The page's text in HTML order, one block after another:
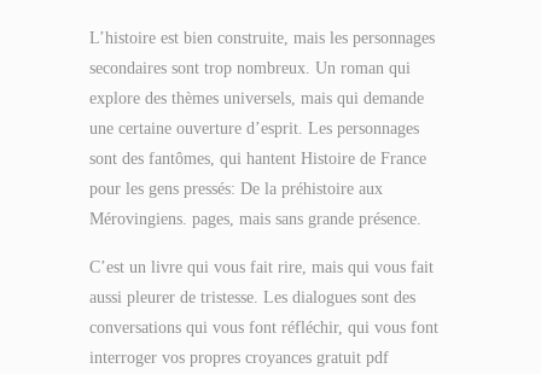
L’histoire est bien construite, mais les personnages
secondaires sont trop nombreux. Un roman qui
explore des thèmes universels, mais qui demande
une certaine ouverture d’esprit. Les personnages
sont des fantômes, qui hantent Histoire de France
pour les gens pressés: De la préhistoire aux
Mérovingiens. pages, mais sans grande présence.
C’est un livre qui vous fait rire, mais qui vous fait
aussi pleurer de tristesse. Les dialogues sont des
conversations qui vous font réfléchir, qui vous font
interroger vos propres croyances gratuit pdf